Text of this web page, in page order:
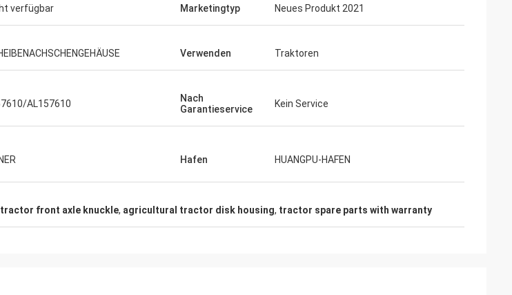
verfügbar Marketingtyp Neues Produkt 2021
Verwenden Traktoren
AL157610
Nach
Garantieservice
Kein Service
Hafen HUANGPU-HAFEN
front axle knuckle, agricultural tractor disk housing, tractor spare parts with warranty